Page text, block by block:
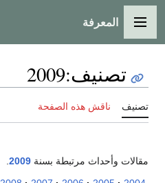
القائمة الرئيسية
المعرفة
تصنيف:
2009
تصنيف ناقش هذه الصفحة
مقالات وأحداث مرتبطة بسنة 2009